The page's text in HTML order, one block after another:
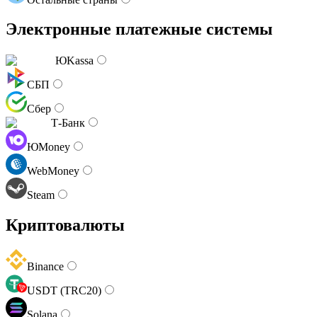
Электронные платежные системы
ЮKassa
СБП
Сбер
Т-Банк
ЮMoney
WebMoney
Steam
Криптовалюты
Binance
USDT (TRC20)